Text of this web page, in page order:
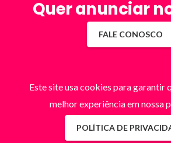
Quer anunciar no
FALE CONOSCO
Este site usa cookies para garantir
melhor experiência em nossa
POLÍTICA DE